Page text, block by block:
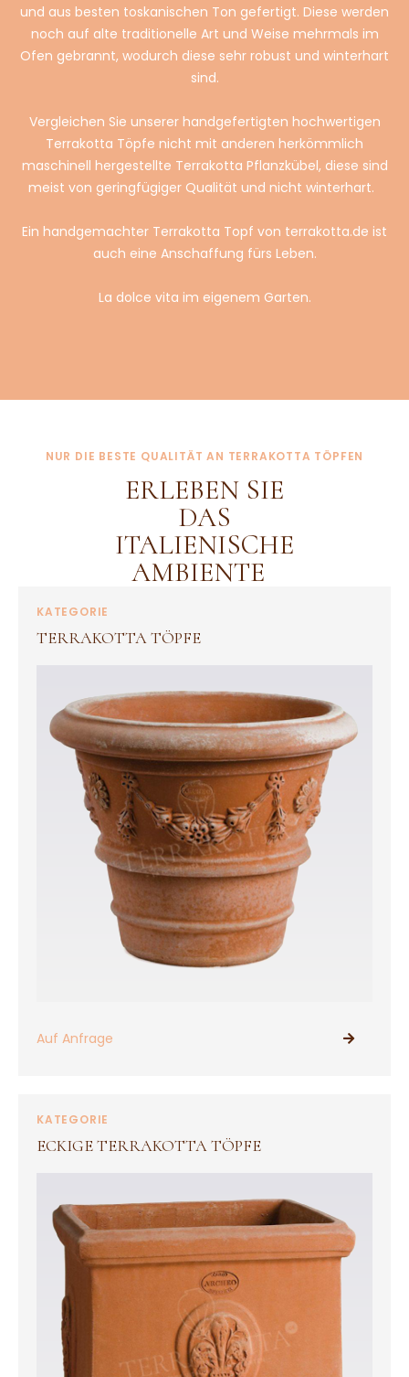
und aus besten toskanischen Ton gefertigt. Diese werden
noch auf alte traditionelle Art und Weise mehrmals im
Ofen gebrannt, wodurch diese sehr robust und winterhart
sind.
Vergleichen Sie unserer handgefertigten hochwertigen
Terrakotta Töpfe nicht mit anderen herkömmlich
maschinell hergestellte Terrakotta Pflanzkübel, diese sind
meist von geringfügiger Qualität und nicht winterhart.
Ein handgemachter Terrakotta Topf von terrakotta.de ist
auch eine Anschaffung fürs Leben.
La dolce vita im eigenem Garten.
NUR DIE BESTE QUALITÄT AN TERRAKOTTA TÖPFEN
ERLEBEN SIE
DAS
ITALIENISCHE
AMBIENTE
KATEGORIE
TERRAKOTTA TÖPFE
Auf Anfrage
PRODUKTE ANSEHEN
KATEGORIE
ECKIGE TERRAKOTTA TÖPFE